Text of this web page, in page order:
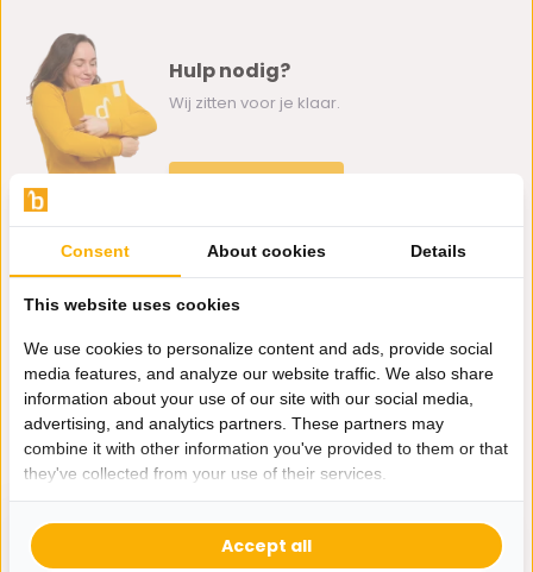
Hulp nodig?
Wij zitten voor je klaar.
klantenservice@bazaaronline.nl
Ontvang de nieuwste aanbiedingen en promoties. We zullen
je niet spammen, beloofd.
* Lees hier de wettelijke beperkingen
Consent About cookies Details
This website uses cookies
We use cookies to personalize content and ads, provide social
media features, and analyze our website traffic. We also share
information about your use of our site with our social media,
advertising, and analytics partners. These partners may
combine it with other information you've provided to them or that
they've collected from your use of their services.
Accept all